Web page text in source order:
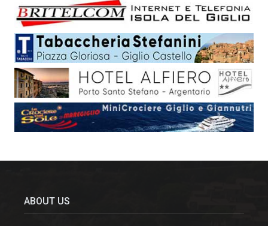
ABOUT US